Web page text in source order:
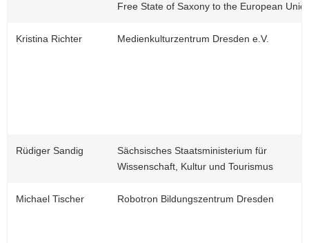
Free State of Saxony to the European
Kristina Richter Medienkulturzentrum Dresden e.V.
Rüdiger Sandig
Sächsisches Staatsministerium für
Wissenschaft, Kultur und Tourismus
Michael Tischer Robotron Bildungszentrum Dresden